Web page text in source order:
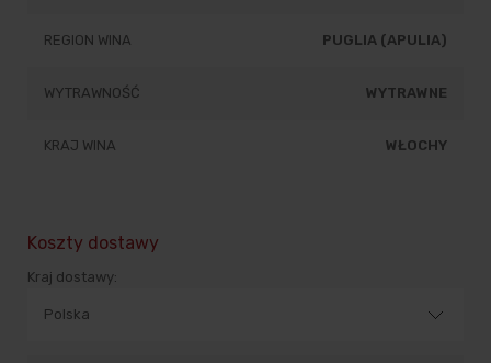
REGION WINA PUGLIA (APULIA)
WYTRAWNOŚĆ WYTRAWNE
KRAJ WINA WŁOCHY
Koszty dostawy
Kraj dostawy: